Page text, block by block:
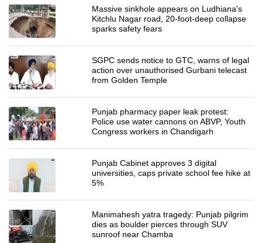
Massive sinkhole appears on Ludhiana's
Kitchlu Nagar road, 20-foot-deep collapse
sparks safety fears
SGPC sends notice to GTC, warns of legal
action over unauthorised Gurbani telecast
from Golden Temple
Punjab pharmacy paper leak protest:
Police use water cannons on ABVP, Youth
Congress workers in Chandigarh
Punjab Cabinet approves 3 digital
universities, caps private school fee hike at
5%
Manimahesh yatra tragedy: Punjab pilgrim
dies as boulder pierces through SUV
sunroof near Chamba